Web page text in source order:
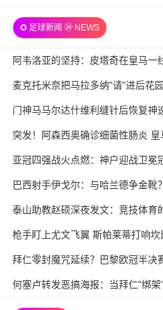
✪ 足球新闻 ㉔ NEWS
阿韦洛亚的坚持：皮塔奇在皇马一
麦克托米奈把马拉多纳"请"进后花
门神马马尔达什维利缝针后恢复神
突发！阿森西奥确诊细菌性肠炎
亚冠四强战火点燃：神户迎战卫冕
巴西射手伊戈尔：与哈兰德争金靴
泰山助教赵硕深夜发文：竞技体育
战故事
枪手盯上尤文飞翼 斯帕莱蒂打响
拜仁零封魔咒延续？巴黎欧冠半决
何塞卢转发恶搞海报：当拜仁"绑